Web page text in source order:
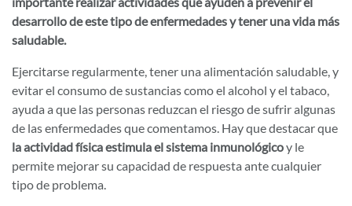
desarrollo de este tipo de enfermedades y tener una vida más
saludable.
Ejercitarse regularmente, tener una alimentación saludable, y
evitar el consumo de sustancias como el alcohol y el tabaco,
ayuda a que las personas reduzcan el riesgo de sufrir algunas
de las enfermedades que comentamos. Hay que destacar que
la actividad física estimula el sistema inmunológicoy le
permite mejorar su capacidad de respuesta ante cualquier
tipo de problema.